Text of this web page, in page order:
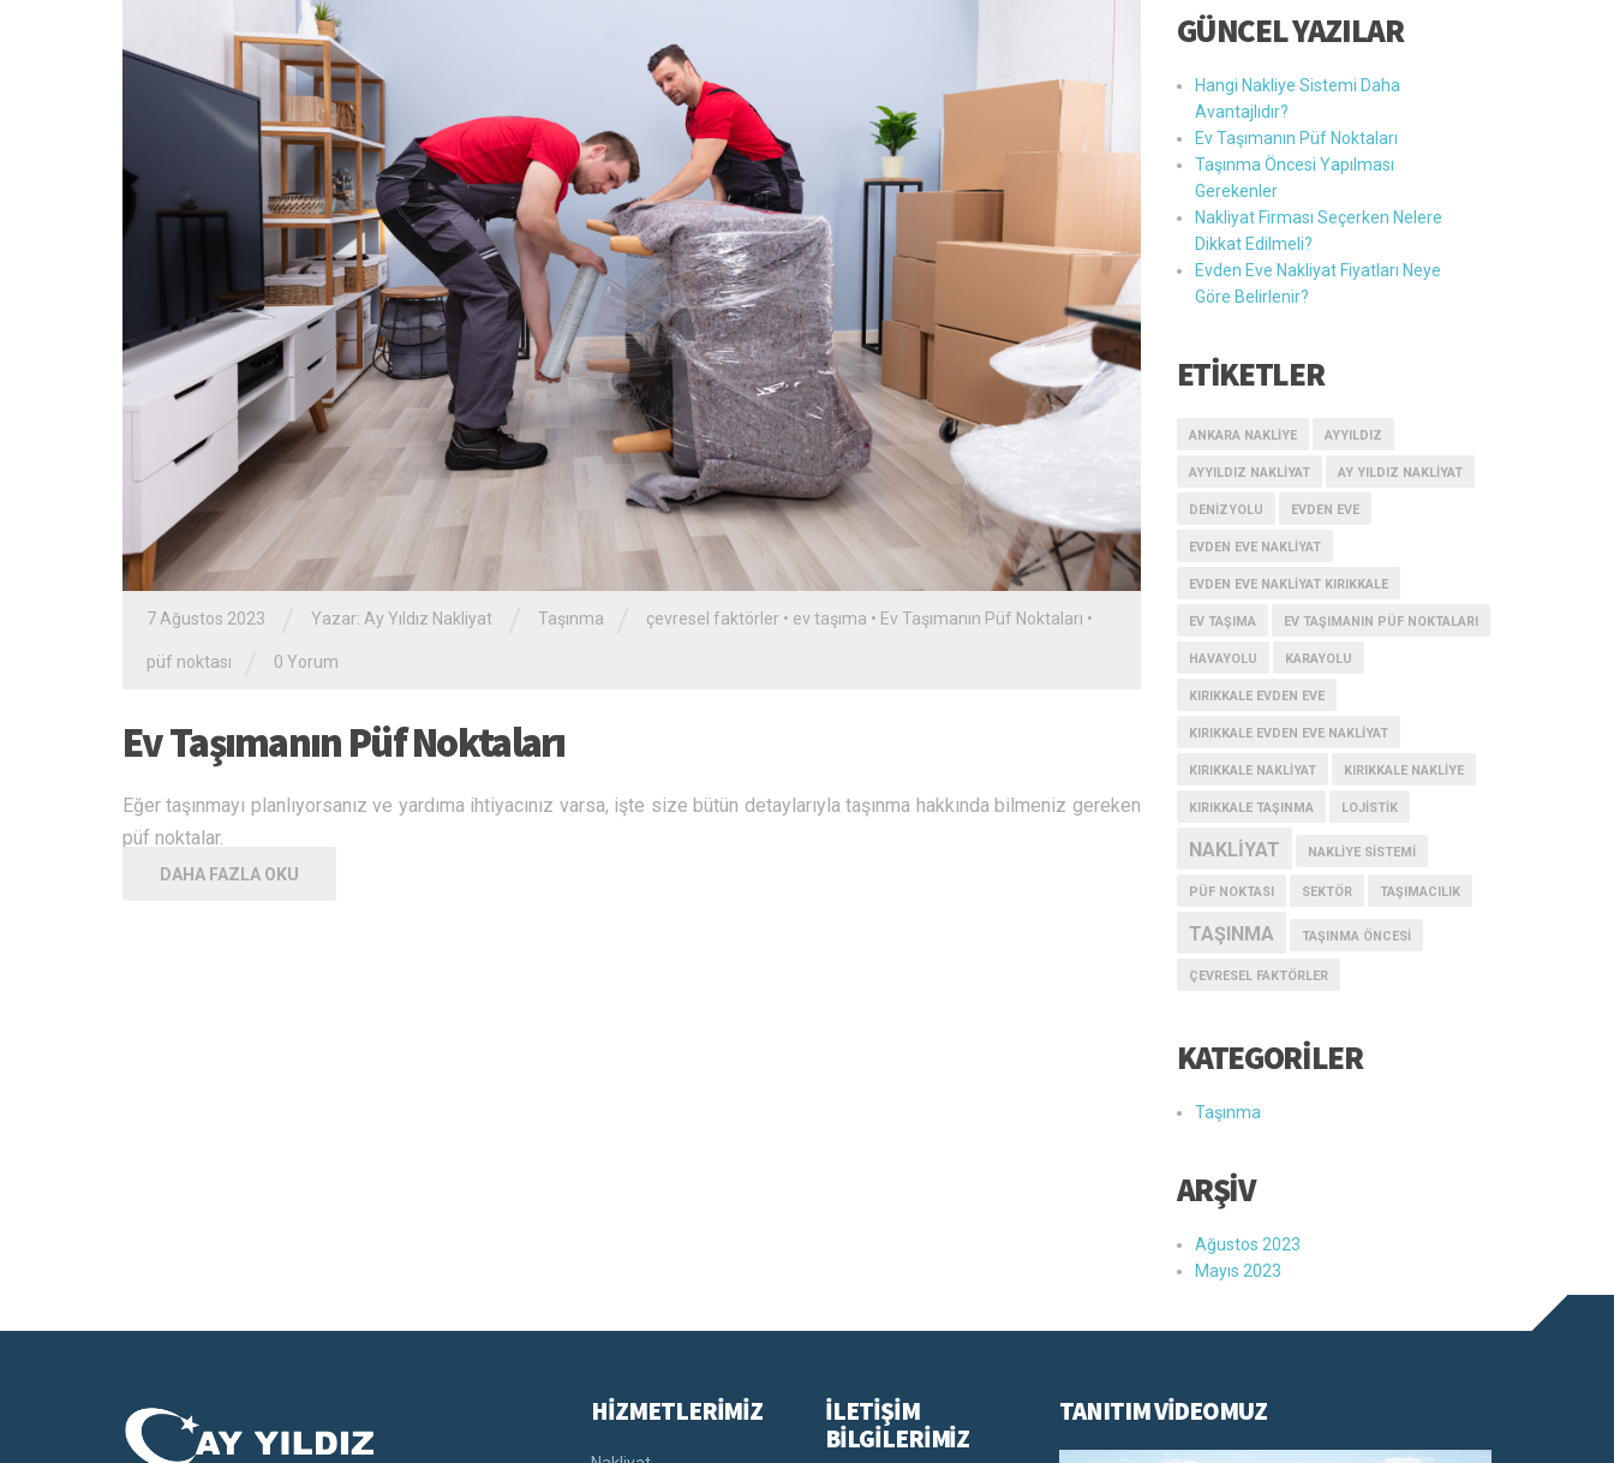
7 Ağustos 2023 Yazar: Ay Yıldız Nakliyat Taşınma çevresel faktörler • ev taşıma • Ev Taşımanın Püf Noktaları •
püf noktası 0 Yorum
Ev Taşımanın Püf Noktaları
Eğer taşınmayı planlıyorsanız ve yardıma ihtiyacınız varsa, işte size bütün detaylarıyla taşınma hakkında bilmeniz gereken
püf noktalar.
DAHA FAZLA OKU
GÜNCEL YAZILAR
Hangi Nakliye Sistemi Daha
Avantajlıdır?
Ev Taşımanın Püf Noktaları
Taşınma Öncesi Yapılması
Gerekenler
Nakliyat Firması Seçerken Nelere
Dikkat Edilmeli?
Evden Eve Nakliyat Fiyatları Neye
Göre Belirlenir?
ETİKETLER
ANKARA NAKLIYE AYYILDIZ
AYYILDIZ NAKLIYAT AY YILDIZ NAKLIYAT
DENIZYOLU EVDEN EVE
EVDEN EVE NAKLIYAT
EVDEN EVE NAKLIYAT KIRIKKALE
EV TAŞIMA EV TAŞIMANIN PÜF NOKTALARI
HAVAYOLU KARAYOLU
KIRIKKALE EVDEN EVE
KIRIKKALE EVDEN EVE NAKLIYAT
KIRIKKALE NAKLIYAT KIRIKKALE NAKLIYE
KIRIKKALE TAŞINMA LOJISTIK
NAKLIYAT NAKLIYE SISTEMI
PÜF NOKTASI SEKTÖR TAŞIMACILIK
TAŞINMA TAŞINMA ÖNCESI
ÇEVRESEL FAKTÖRLER
KATEGORİLER
Taşınma
ARŞİV
Ağustos 2023
Mayıs 2023
HİZMETLERİMİZ
İLETİŞİM
BİLGİLERİMİZ
TANITIM VİDEOMUZ